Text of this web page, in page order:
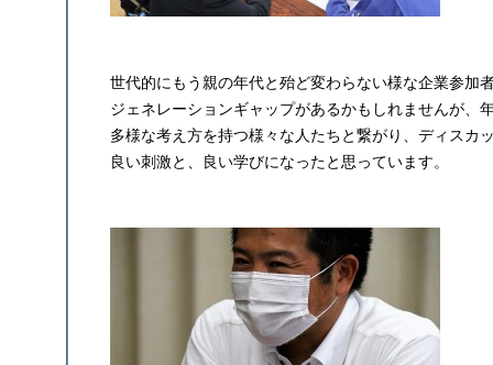
世代的にもう親の年代と殆ど変わらない様な企業参加
ジェネレーションギャップがあるかもしれませんが、
多様な考え方を持つ様々な人たちと繋がり、ディスカ
良い刺激と、良い学びになったと思っています。